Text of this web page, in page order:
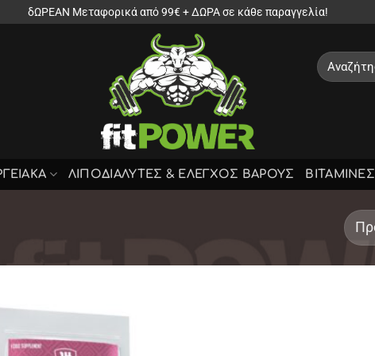
δΩΡΕΑΝ Μεταφορικά από 99€ + ΔΩΡΑ σε κάθε παραγγελία!
Αναζήτηση
για:
ΛΙΠΟΔΙΑΛΥΤΕΣ & ΕΛΕΓΧΟΣ ΒΑΡΟΥΣ ΒΙΤΑΜΙΝΕΣ